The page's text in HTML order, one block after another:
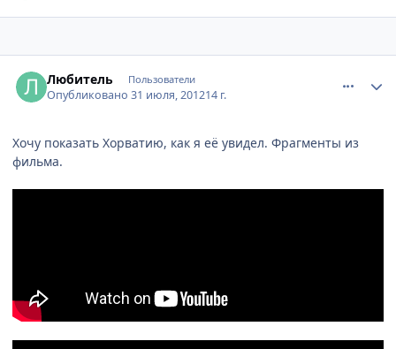
Любитель Пользователи
Опубликовано31 июля, 201214 г.
Хочу показать Хорватию, как я её увидел. Фрагменты из
фильма.